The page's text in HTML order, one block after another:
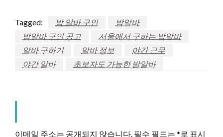
Tagged: 밤 알바 구인
밤알바
밤알바 구인 공고
서울에서 구하는 밤알바
알바 구하기
알바 정보
야간 근무
야간 알바
초보자도 가능한 밤알바
이메일 주소는 공개되지 않습니다. 필수 필드는 *로 표시